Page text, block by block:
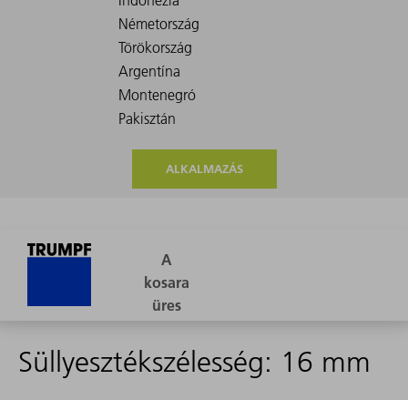
ALKALMAZÁS
Süllyesztékszélesség: 16 mm